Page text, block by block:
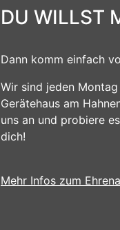
DU WILLST
Dann komm einfach
Wir sind jeden
Gerätehaus am
uns an und probiere
dich!
Mehr Infos zum